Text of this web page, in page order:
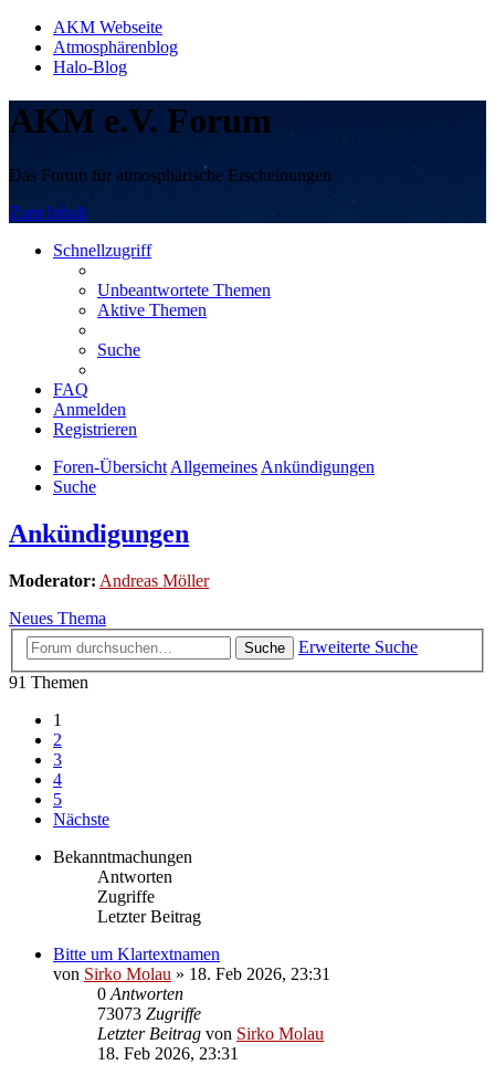
AKM Webseite
Atmosphärenblog
Halo-Blog
AKM e.V. Forum
Das Forum für atmosphärische Erscheinungen
Zum Inhalt
Schnellzugriff
Unbeantwortete Themen
Aktive Themen
Suche
FAQ
Anmelden
Registrieren
Foren-Übersicht Allgemeines Ankündigungen
Suche
Ankündigungen
Moderator: Andreas Möller
Neues Thema
Suche
Erweiterte Suche
91 Themen
1
2
3
4
5
Nächste
Bekanntmachungen
Antworten
Zugriffe
Letzter Beitrag
Bitte um Klartextnamen
von Sirko Molau » 18. Feb 2026, 23:31
0 Antworten
73073 Zugriffe
Letzter Beitrag von Sirko Molau
18. Feb 2026, 23:31